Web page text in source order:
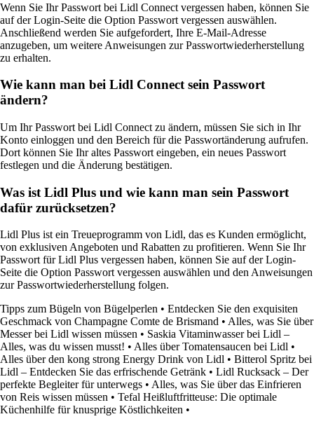
Wenn Sie Ihr Passwort bei Lidl Connect vergessen haben, können Sie
auf der Login-Seite die Option Passwort vergessen auswählen.
Anschließend werden Sie aufgefordert, Ihre E-Mail-Adresse
anzugeben, um weitere Anweisungen zur Passwortwiederherstellung
zu erhalten.
Wie kann man bei Lidl Connect sein Passwort
ändern?
Um Ihr Passwort bei Lidl Connect zu ändern, müssen Sie sich in Ihr
Konto einloggen und den Bereich für die Passwortänderung aufrufen.
Dort können Sie Ihr altes Passwort eingeben, ein neues Passwort
festlegen und die Änderung bestätigen.
Was ist Lidl Plus und wie kann man sein Passwort
dafür zurücksetzen?
Lidl Plus ist ein Treueprogramm von Lidl, das es Kunden ermöglicht,
von exklusiven Angeboten und Rabatten zu profitieren. Wenn Sie Ihr
Passwort für Lidl Plus vergessen haben, können Sie auf der Login-
Seite die Option Passwort vergessen auswählen und den Anweisungen
zur Passwortwiederherstellung folgen.
Tipps zum Bügeln von Bügelperlen • Entdecken Sie den exquisiten
Geschmack von Champagne Comte de Brismand • Alles, was Sie über
Messer bei Lidl wissen müssen • Saskia Vitaminwasser bei Lidl –
Alles, was du wissen musst! • Alles über Tomatensaucen bei Lidl •
Alles über den kong strong Energy Drink von Lidl • Bitterol Spritz bei
Lidl – Entdecken Sie das erfrischende Getränk • Lidl Rucksack – Der
perfekte Begleiter für unterwegs • Alles, was Sie über das Einfrieren
von Reis wissen müssen • Tefal Heißluftfritteuse: Die optimale
Küchenhilfe für knusprige Köstlichkeiten •